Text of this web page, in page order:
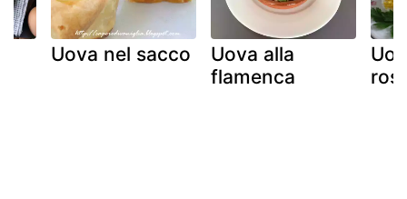
Uova nel sacco
Uova alla
flamenca